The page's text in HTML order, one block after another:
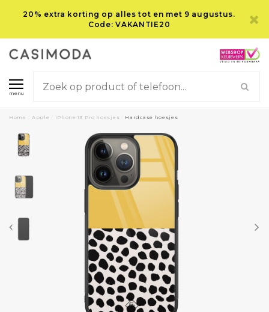
20% extra korting op alles tot en met 9 augustus.
Code: VAKANTIE20
menu
Home Apple iPhone 13 Pro hoesjes Hardcase hoesjes